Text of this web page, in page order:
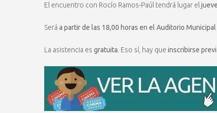
El encuentro con Rocío Ramos-Paúl tendrá lugar el
Será a partir de las 18,00 horas en el Auditorio Municipal
La asistencia es gratuita. Eso sí, hay que inscribirse